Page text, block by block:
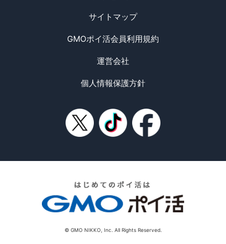
サイトマップ
GMOポイ活会員利用規約
運営会社
個人情報保護方針
© GMO NIKKO, Inc. All Rights Reserved.